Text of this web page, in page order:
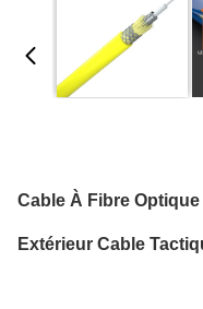
Cable À Fibre
Extérieur Cable